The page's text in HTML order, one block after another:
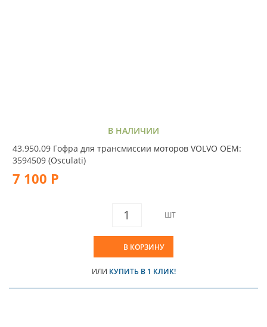
В НАЛИЧИИ
43.950.09 Гофра для трансмиссии моторов VOLVO OEM:
3594509 (Osculati)
7 100 Р
ШТ
В КОРЗИНУ
ИЛИ КУПИТЬ В 1 КЛИК!